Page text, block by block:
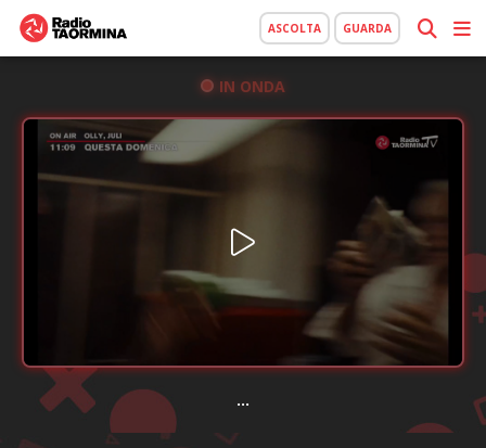
ASCOLTA GUARDA
IN ONDA
...